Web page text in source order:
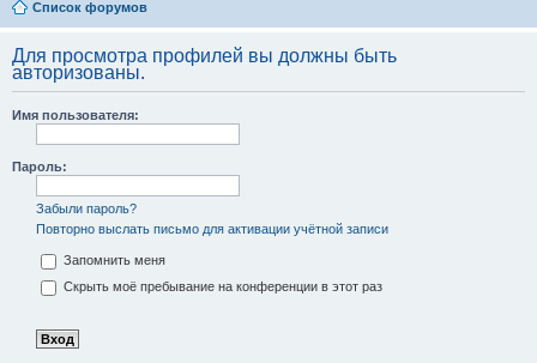
Список форумов
Для просмотра профилей вы должны быть
авторизованы.
Имя пользователя:
Пароль:
Забыли пароль?
Повторно выслать письмо для активации учётной записи
Запомнить меня
Скрыть моё пребывание на конференции в этот раз